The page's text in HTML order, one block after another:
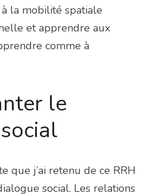
la mobilité spatiale
et apprendre aux
comme à
le
que j’ai retenu de ce RRH
social. Les relations